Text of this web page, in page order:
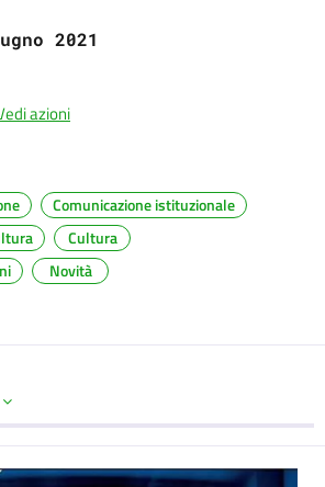
2021
azioni
Comunicazione istituzionale
Cultura
Novità